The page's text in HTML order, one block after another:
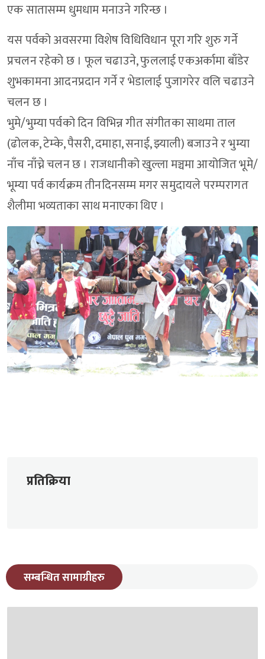
एक सातासम्म धुमधाम मनाउने गरिन्छ ।
यस पर्वको अवसरमा विशेष विधिविधान पूरा गरि शुरु गर्ने
प्रचलन रहेको छ । फूल चढाउने, फुललाई एकअर्कामा बाँडेर
शुभकामना आदनप्रदान गर्ने र भेडालाई पुजागरेर वलि चढाउने
चलन छ ।
भुमे/भुम्या पर्वको दिन विभिन्न गीत संगीतका साथमा ताल
(ढोलक, टेम्के, पैसरी, दमाहा, सनाई, झ्याली) बजाउने र भुम्या
नाँच नाँच्ने चलन छ । राजधानीको खुल्ला मञ्चमा आयोजित भूमे/
भूम्या पर्व कार्यक्रम तीनदिनसम्म मगर समुदायले परम्परागत
शैलीमा भव्यताका साथ मनाएका थिए ।
प्रतिक्रिया
सम्बन्धित सामाग्रीहरु